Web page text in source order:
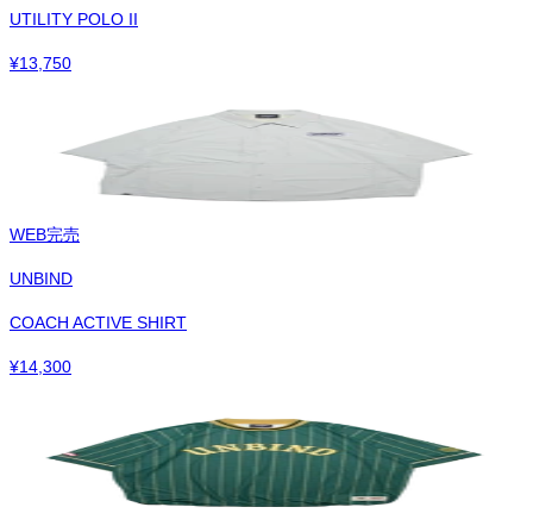
UTILITY POLO II
¥13,750
WEB完売
UNBIND
COACH ACTIVE SHIRT
¥14,300